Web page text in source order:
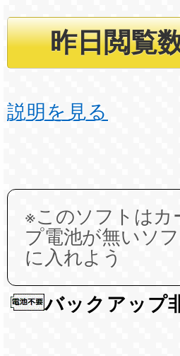
説明を見る
※このソフトはカ
プ電池が無いソ
に入れよう
バックアップ